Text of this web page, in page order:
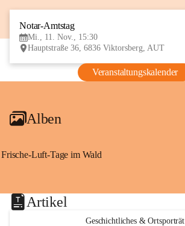
Notar-Amtstag
Mi., 11. Nov., 15:30
Hauptstraße 36, 6836 Viktorsberg, AUT
Veranstaltungskalender
Alben
Frische-Luft-Tage im Wald
Artikel
Geschichtliches & Ortsporträt